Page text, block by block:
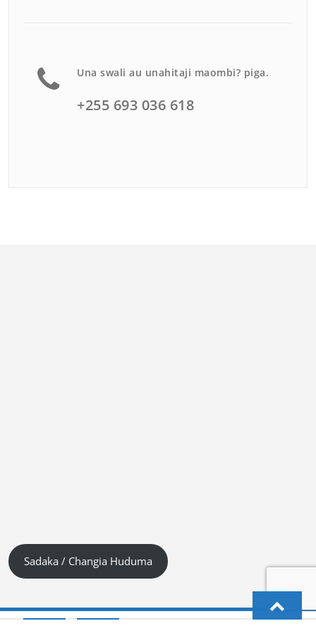
Una swali au unahitaji maombi? piga.
+255 693 036 618
Sadaka / Changia Huduma
English